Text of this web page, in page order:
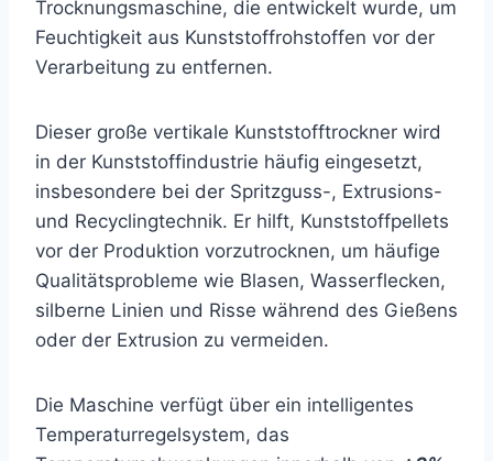
Trocknungsmaschine, die entwickelt wurde, um
Feuchtigkeit aus Kunststoffrohstoffen vor der
Verarbeitung zu entfernen.
Dieser große vertikale Kunststofftrockner wird
in der Kunststoffindustrie häufig eingesetzt,
insbesondere bei der Spritzguss-, Extrusions-
und Recyclingtechnik. Er hilft, Kunststoffpellets
vor der Produktion vorzutrocknen, um häufige
Qualitätsprobleme wie Blasen, Wasserflecken,
silberne Linien und Risse während des Gießens
oder der Extrusion zu vermeiden.
Die Maschine verfügt über ein intelligentes
Temperaturregelsystem, das